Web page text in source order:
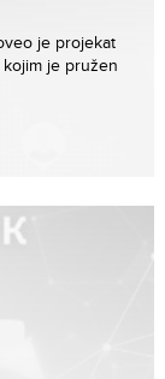
je projekat
je pružen